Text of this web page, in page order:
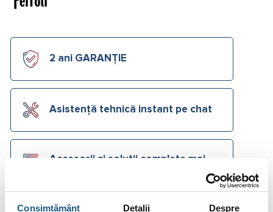
Consimțământ Detalii Despre
2 ani GARANȚIE
Asistență tehnică instant pe chat
Accesorii și soluții complete mai